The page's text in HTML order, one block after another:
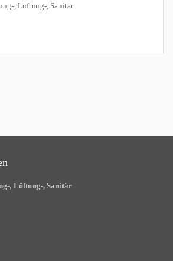
, Lüftung-, Sanitär
, Lüftung-, Sanitär